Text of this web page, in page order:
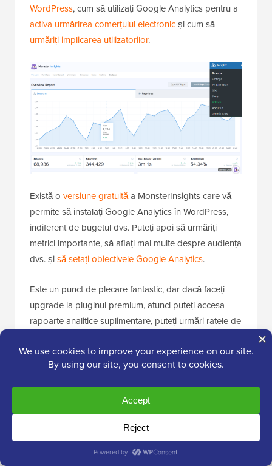
WordPress, cum să utilizați Google Analytics pentru a
activa urmărirea comerțului electronicși cum să
urmăriți implicarea utilizatorilor.
Există o versiune gratuităa MonsterInsights care vă
permite să instalați Google Analytics în WordPress,
indiferent de bugetul dvs. Puteți apoi să urmăriți
metrici importante, să aflați mai multe despre audiența
dvs. șisă setați obiectivele Google Analytics.
Este un punct de plecare fantastic, dar dacă faceți
upgrade la pluginul premium, atunci puteți accesa
rapoarte analitice suplimentare, puteți urmări ratele de
puteți utiliza MonsterInsights cu pluginuri populare
precum WooCommerce și multe altele.
cuponul nostru MonsterInsights
pentru a obține 60% reducere la achiziția dvs.